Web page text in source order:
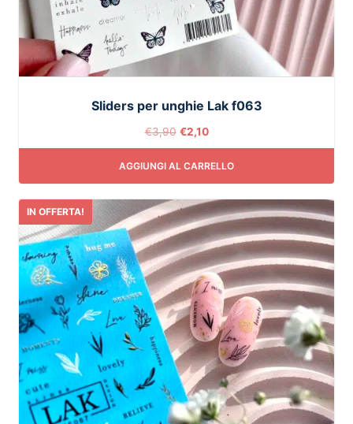
Sliders per unghie Lak f063
€3,90 €2,10
AGGIUNGI AL CARRELLO
IN OFFERTA!